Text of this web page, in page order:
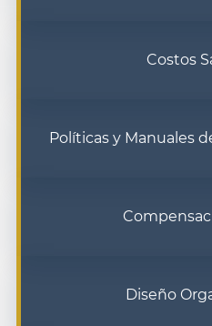
Costos
Políticas y Manuales
Diseño